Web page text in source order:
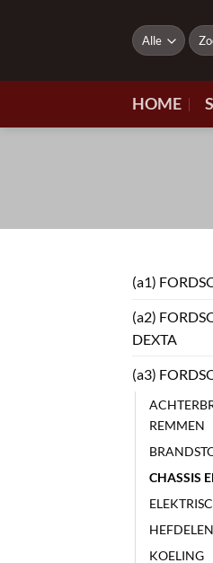
naar:
HOME
(a1)
(a2)
DEXTA
(a3)
REMMEN
CHASSIS
KOELING